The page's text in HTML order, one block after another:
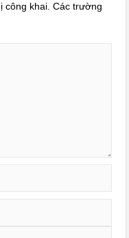
công khai. Các trường